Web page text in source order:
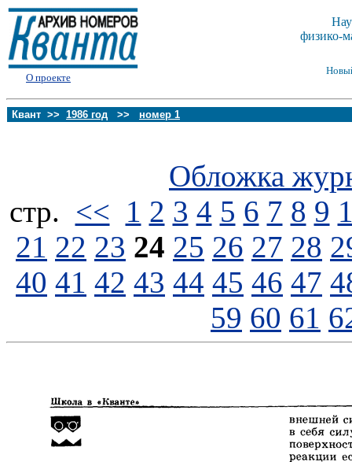
О проекте
физико-
Квант >> 1986 год >> номер 1
Обложка
стp. << 1 2 3 4 5 6 7 8 9
21 22 23 24 25 26 27 28
40 41 42 43 44 45 46 47
59 60 61